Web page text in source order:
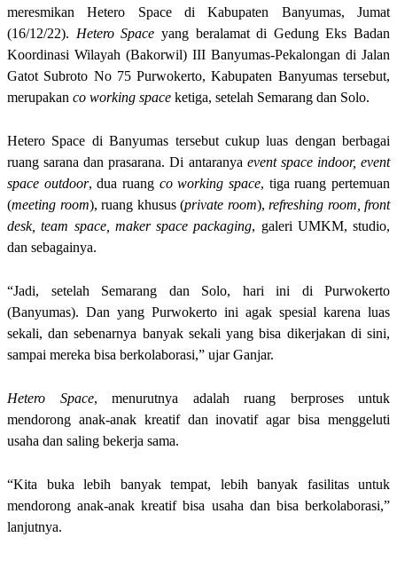
meresmikan Hetero Space di Kabupaten Banyumas, Jumat
(16/12/22). Hetero Space yang beralamat di Gedung Eks Badan
Koordinasi Wilayah (Bakorwil) III Banyumas-Pekalongan di Jalan
Gatot Subroto No 75 Purwokerto, Kabupaten Banyumas tersebut,
merupakan co working space ketiga, setelah Semarang dan Solo.
Hetero Space di Banyumas tersebut cukup luas dengan berbagai
ruang sarana dan prasarana. Di antaranya event space indoor, event
space outdoor, dua ruang co working space, tiga ruang pertemuan
(meeting room), ruang khusus (private room), refreshing room, front
desk, team space, maker space packaging, galeri UMKM, studio,
dan sebagainya.
“Jadi, setelah Semarang dan Solo, hari ini di Purwokerto
(Banyumas). Dan yang Purwokerto ini agak spesial karena luas
sekali, dan sebenarnya banyak sekali yang bisa dikerjakan di sini,
sampai mereka bisa berkolaborasi,” ujar Ganjar.
Hetero Space, menurutnya adalah ruang berproses untuk
mendorong anak-anak kreatif dan inovatif agar bisa menggeluti
usaha dan saling bekerja sama.
“Kita buka lebih banyak tempat, lebih banyak fasilitas untuk
mendorong anak-anak kreatif bisa usaha dan bisa berkolaborasi,”
lanjutnya.